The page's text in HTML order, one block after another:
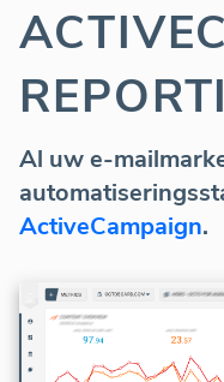
Al uw e-
ActiveCampaign.